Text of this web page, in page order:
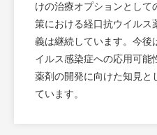
けの治療オプションとして
策における経口抗ウイルス
義は継続しています。今後
イルス感染症への応用可能
薬剤の開発に向けた知見と
ています。